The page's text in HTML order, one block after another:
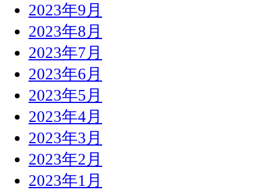
2023年9月
2023年8月
2023年7月
2023年6月
2023年5月
2023年4月
2023年3月
2023年2月
2023年1月